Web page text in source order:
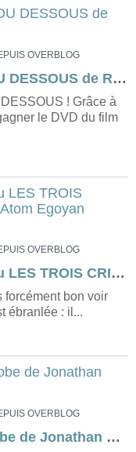
OVERBLOG
CONCOURS DVD - L'ÉTAGE DU DESSOUS de Radu Muntean [terminé]
! Grâce à
le DVD du film
OVERBLOG
Ode à la famille recomposée ou LES TROIS CRIMES DE WEST MEMPHIS d'Atom Egoyan [critique]
forcément bon voir
ébranlée : il...
OVERBLOG
CONCOURS DVD Midnight Globe de Jonathan Musset [Terminé]